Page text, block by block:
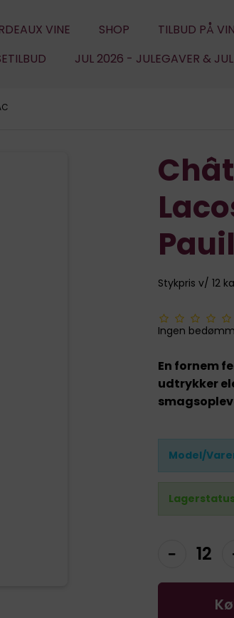
VINE SHOP
TILBUD PÅ
JUL 2026 - JULEGAVER &
Stykpris v/ 12
Ingen
En fornem
udtrykker
Model/